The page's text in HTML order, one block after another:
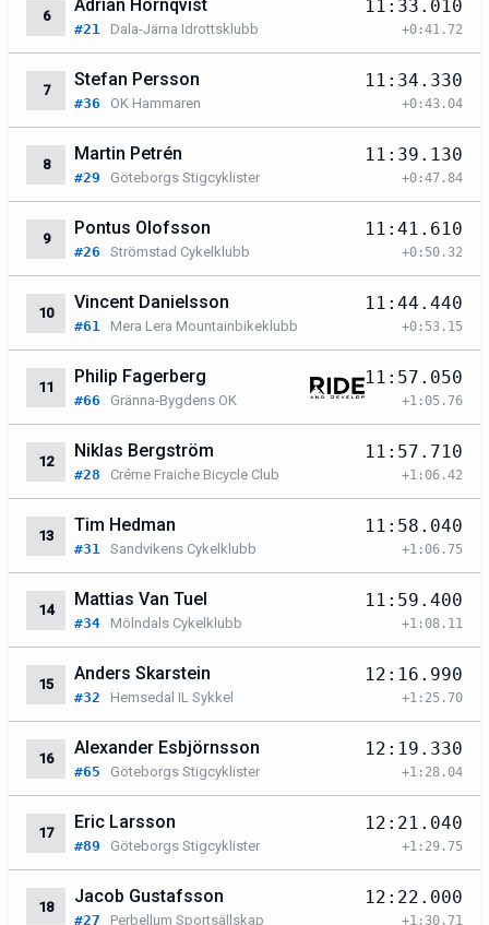
6
Adrian Hörnqvist
#21 Dala-Järna Idrottsklubb
11:33.010
+0:41.72
7
Stefan Persson
#36 OK Hammaren
11:34.330
+0:43.04
8
Martin Petrén
#29 Göteborgs Stigcyklister
11:39.130
+0:47.84
9
Pontus Olofsson
#26 Strömstad Cykelklubb
11:41.610
+0:50.32
10
Vincent Danielsson
#61 Mera Lera Mountainbikeklubb
11:44.440
+0:53.15
11
Philip Fagerberg
#66 Gränna-Bygdens OK
11:57.050
+1:05.76
12
Niklas Bergström
#28 Créme Fraiche Bicycle Club
11:57.710
+1:06.42
13
Tim Hedman
#31 Sandvikens Cykelklubb
11:58.040
+1:06.75
14
Mattias Van Tuel
#34 Mölndals Cykelklubb
11:59.400
+1:08.11
15
Anders Skarstein
#32 Hemsedal IL Sykkel
12:16.990
+1:25.70
16
Alexander Esbjörnsson
#65 Göteborgs Stigcyklister
12:19.330
+1:28.04
17
Eric Larsson
#89 Göteborgs Stigcyklister
12:21.040
+1:29.75
18
Jacob Gustafsson
#27 Perbellum Sportsällskap
12:22.000
+1:30.71